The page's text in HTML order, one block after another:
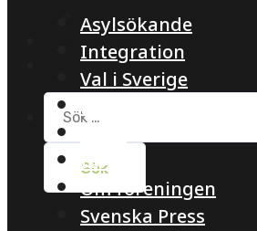
درمورد پناهجويان افغان
چهره های ممتاز
Sök
efter:
Asylsökande
Integration
Val i Sverige
Meddelande
Arkiv
Idrott
Om föreningen
Svenska Press